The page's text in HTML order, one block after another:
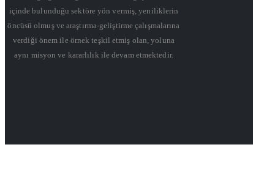
içinde bulunduğu sektöre yön vermiş, yeniliklerin
öncüsü olmuş ve araştırma-geliştirme çalışmalarına
verdiği önem ile örnek teşkil etmiş olan, yoluna
aynı misyon ve kararlılık ile devam etmektedir.